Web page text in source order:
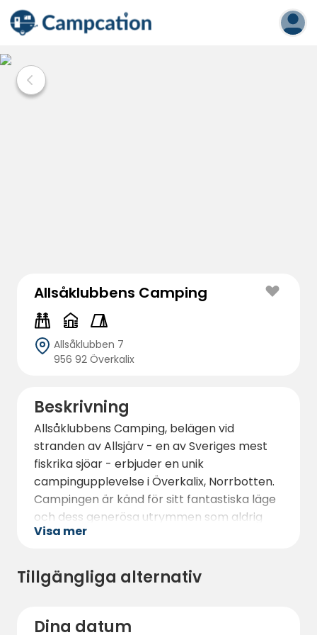
Allsåklubbens Camping
Allsåklubben 7
956 92 Överkalix
Beskrivning
Allsåklubbens Camping, belägen vid
stranden av Allsjärv - en av Sveriges mest
fiskrika sjöar - erbjuder en unik
campingupplevelse i Överkalix, Norrbotten.
Campingen är känd för sitt fantastiska läge
och dess generösa utrymmen som aldrig
känns trånga. Här finns cirka 20 elplatser
vilket gör den idealisk för både tält och
husvagnar. För de som önskar mer
med alla nödvändiga faciliteter.
Visa mer
Tillgängliga alternativ
Dina datum